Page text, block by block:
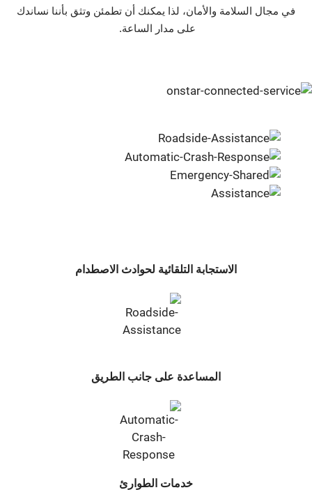
في مجال السلامة والأمان، لذا يمكنك أن تطمئن وتثق بأننا نساندك
على مدار الساعة. ‬‬‬‬‬‬‬‬‬
الاستجابة التلقائية لحوادث الاصطدام
المساعدة على جانب الطريق
خدمات الطوارئ